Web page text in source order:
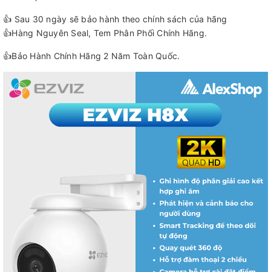
👍 Sau 30 ngày sẽ bảo hành theo chính sách của hãng
👍Hàng Nguyên Seal, Tem Phân Phối Chính Hãng.
👍Bảo Hành Chính Hãng 2 Năm Toàn Quốc.